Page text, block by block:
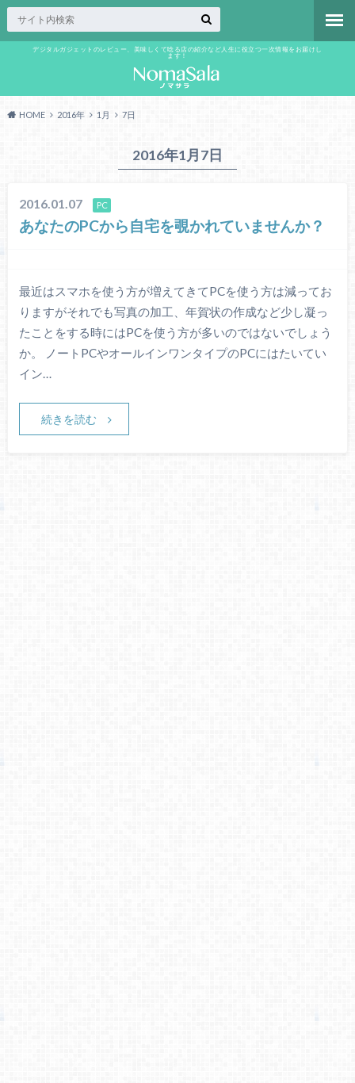
デジタルガジェットのレビュー、美味しくて唸る店の紹介など人生に役立つ一次情報をお届けし
ます！
HOME 2016年 1月 7日
2016年1月7日
2016.01.07 PC
あなたのPCから自宅を覗かれていませんか？
最近はスマホを使う方が増えてきてPCを使う方は減ってお
りますがそれでも写真の加工、年賀状の作成など少し凝っ
たことをする時にはPCを使う方が多いのではないでしょう
か。 ノートPCやオールインワンタイプのPCにはたいてい
イン…
続きを読む